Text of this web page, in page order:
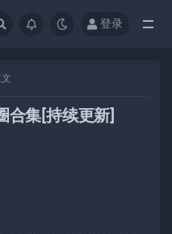
登录
文
合集[持续更新]